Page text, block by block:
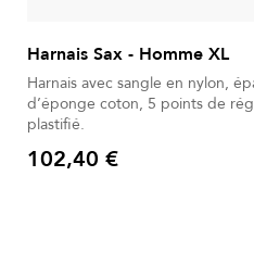
Harnais Sax - Homme XL
Harnais avec sangle en nylon,
d’éponge coton, 5 points de
plastifié.
Prix
102,40 €